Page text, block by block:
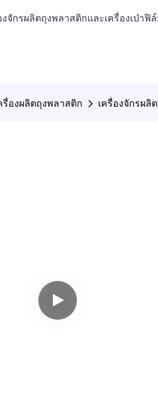
จักรผลิตถุงพลาสติกและเครื่องเป่าฟิ
รื่องผลิตถุงพลาสติก เครื่องจักรผลิ